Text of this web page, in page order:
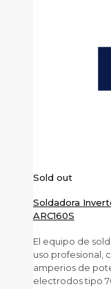
Sold out
Soldadora
ARC160S
El equipo de
uso profesional,
amperios de
electrodos tipo